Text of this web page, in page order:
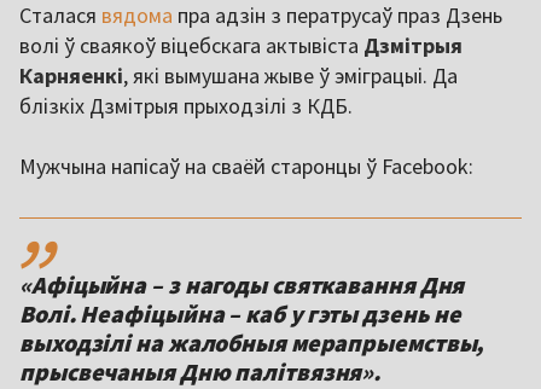
Сталася вядома пра адзін з ператрусаў праз Дзень
волі ў сваякоў віцебскага актывіста Дзмітрыя
Карняенкі, які вымушана жыве ў эміграцыі. Да
блізкіх Дзмітрыя прыходзілі з КДБ.
Мужчына напісаў на сваёй старонцы ў Facebook:
,,
«Афіцыйна – з нагоды святкавання Дня
Волі. Неафіцыйна – каб у гэты дзень не
выходзілі на жалобныя мерапрыемствы,
прысвечаныя Дню палітвязня».